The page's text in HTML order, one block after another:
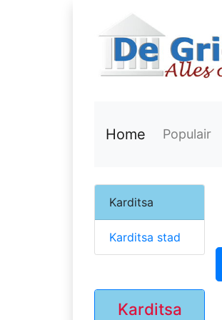
Home Populair
Karditsa
Karditsa stad
Karditsa